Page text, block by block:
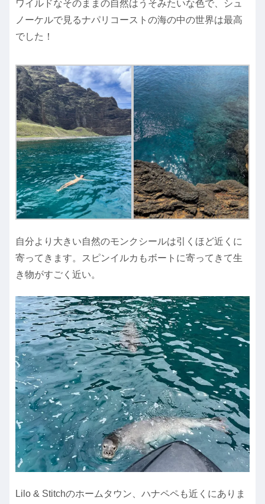
ワイルドなそのままの自然はうそみたいな色で、シュ
ノーケルで見るナパリコーストの海の中の世界は最高
でした！
自分より大きい自然のモンクシールは引くほど近くに
寄ってきます。スピンイルカもボートに寄ってきて生
き物がすごく近い。
Lilo & Stitchのホームタウン、ハナペペも近くにありま